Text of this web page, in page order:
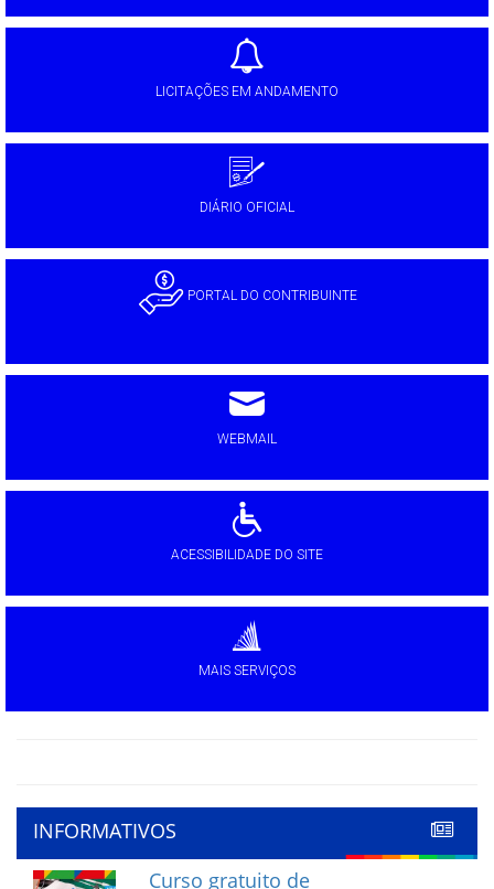
LICITAÇÕES EM ANDAMENTO
DIÁRIO OFICIAL
PORTAL DO CONTRIBUINTE
WEBMAIL
ACESSIBILIDADE DO SITE
MAIS SERVIÇOS
INFORMATIVOS
Curso gratuito de